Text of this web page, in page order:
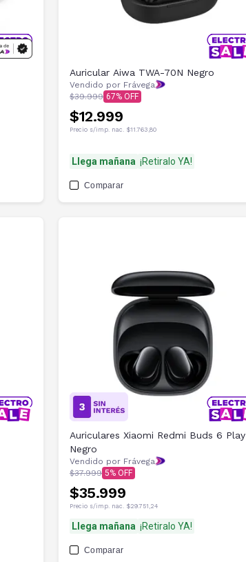
Auricular Aiwa TWA-70N Negro
Vendido por Frávega
$39.999 67
$12.999
Precio s/imp. nac. $11.763,80
Llega mañana ¡Retiralo YA!
Comparar
Auriculares Xiaomi Redmi Buds 6 Play
Negro
Vendido por Frávega
$37.999 5
$35.999
Precio s/imp. nac. $29.751,24
Llega mañana ¡Retiralo YA!
Comparar